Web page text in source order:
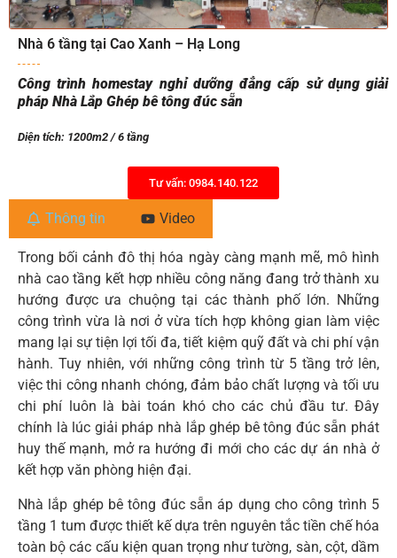
Nhà 6 tầng tại Cao Xanh – Hạ Long
Công trình homestay nghỉ dưỡng đẳng cấp sử dụng giải
pháp Nhà Lắp Ghép bê tông đúc sẵn
Diện tích: 1200m2 / 6 tầng
Tư vấn: 0984.140.122
Thông tin Video
Trong bối cảnh đô thị hóa ngày càng mạnh mẽ, mô hình
nhà cao tầng kết hợp nhiều công năng đang trở thành xu
hướng được ưa chuộng tại các thành phố lớn. Những
công trình vừa là nơi ở vừa tích hợp không gian làm việc
mang lại sự tiện lợi tối đa, tiết kiệm quỹ đất và chi phí vận
hành. Tuy nhiên, với những công trình từ 5 tầng trở lên,
việc thi công nhanh chóng, đảm bảo chất lượng và tối ưu
chi phí luôn là bài toán khó cho các chủ đầu tư. Đây
chính là lúc giải pháp nhà lắp ghép bê tông đúc sẵn phát
huy thế mạnh, mở ra hướng đi mới cho các dự án nhà ở
kết hợp văn phòng hiện đại.
Nhà lắp ghép bê tông đúc sẵn áp dụng cho công trình 5
tầng 1 tum được thiết kế dựa trên nguyên tắc tiền chế hóa
toàn bộ các cấu kiện quan trọng như tường, sàn, cột, dầm